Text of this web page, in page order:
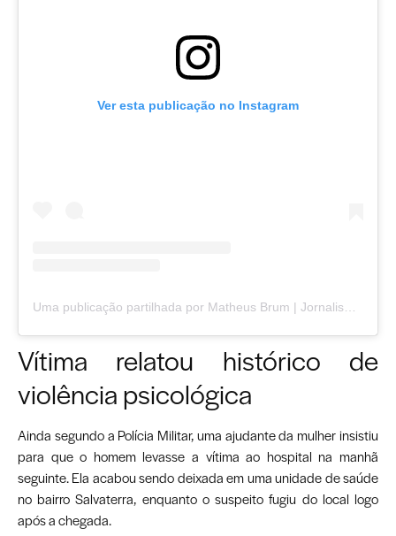
Ver esta publicação no Instagram
Vítima relatou histórico de
violência psicológica
Ainda segundo a Polícia Militar, uma ajudante da mulher insistiu
para que o homem levasse a vítima ao hospital na manhã
seguinte. Ela acabou sendo deixada em uma unidade de saúde
no bairro Salvaterra, enquanto o suspeito fugiu do local logo
após a chegada.